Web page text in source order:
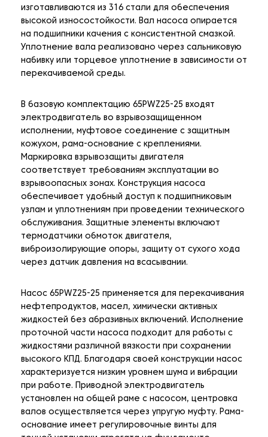
изготавливаются из 316 стали для обеспечения
высокой износостойкости. Вал насоса опирается
на подшипники качения с консистентной смазкой.
Уплотнение вала реализовано через сальниковую
набивку или торцевое уплотнение в зависимости от
перекачиваемой среды.
В базовую комплектацию 65PWZ25-25 входят
электродвигатель во взрывозащищенном
исполнении, муфтовое соединение с защитным
кожухом, рама-основание с креплениями.
Маркировка взрывозащиты двигателя
соответствует требованиям эксплуатации во
взрывоопасных зонах. Конструкция насоса
обеспечивает удобный доступ к подшипниковым
узлам и уплотнениям при проведении технического
обслуживания. Защитные элементы включают
термодатчики обмоток двигателя,
виброизолирующие опоры, защиту от сухого хода
через датчик давления на всасывании.
Насос 65PWZ25-25 применяется для перекачивания
нефтепродуктов, масел, химически активных
жидкостей без абразивных включений. Исполнение
проточной части насоса подходит для работы с
жидкостями различной вязкости при сохранении
высокого КПД. Благодаря своей конструкции насос
характеризуется низким уровнем шума и вибрации
при работе. Приводной электродвигатель
установлен на общей раме с насосом, центровка
валов осуществляется через упругую муфту. Рама-
основание имеет регулировочные винты для